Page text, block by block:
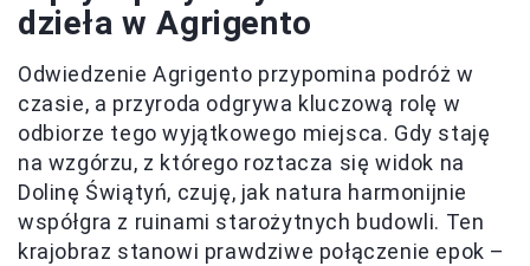
dzieła w Agrigento
Odwiedzenie Agrigento przypomina podróż w
czasie, a przyroda odgrywa kluczową rolę w
odbiorze tego wyjątkowego miejsca. Gdy staję
na wzgórzu, z którego roztacza się widok na
Dolinę Świątyń, czuję, jak natura harmonijnie
współgra z ruinami starożytnych budowli. Ten
krajobraz stanowi prawdziwe połączenie epok –